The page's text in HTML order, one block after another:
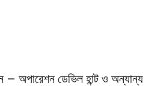
– অপারেশন ডেভিল হান্ট ও অন্যান্য